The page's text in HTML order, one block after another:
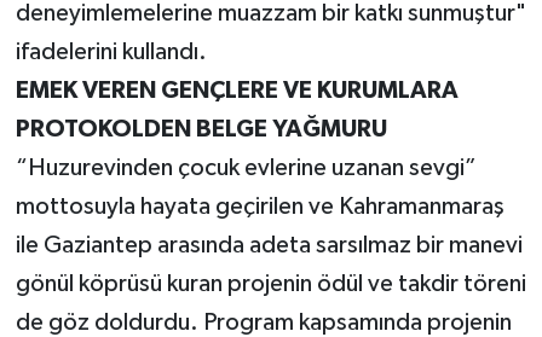
deneyimlemelerine muazzam bir katkı sunmuştur"
ifadelerini kullandı.
EMEK VEREN GENÇLERE VE KURUMLARA
PROTOKOLDEN BELGE YAĞMURU
“Huzurevinden çocuk evlerine uzanan sevgi”
mottosuyla hayata geçirilen ve Kahramanmaraş
ile Gaziantep arasında adeta sarsılmaz bir manevi
gönül köprüsü kuran projenin ödül ve takdir töreni
de göz doldurdu. Program kapsamında projenin